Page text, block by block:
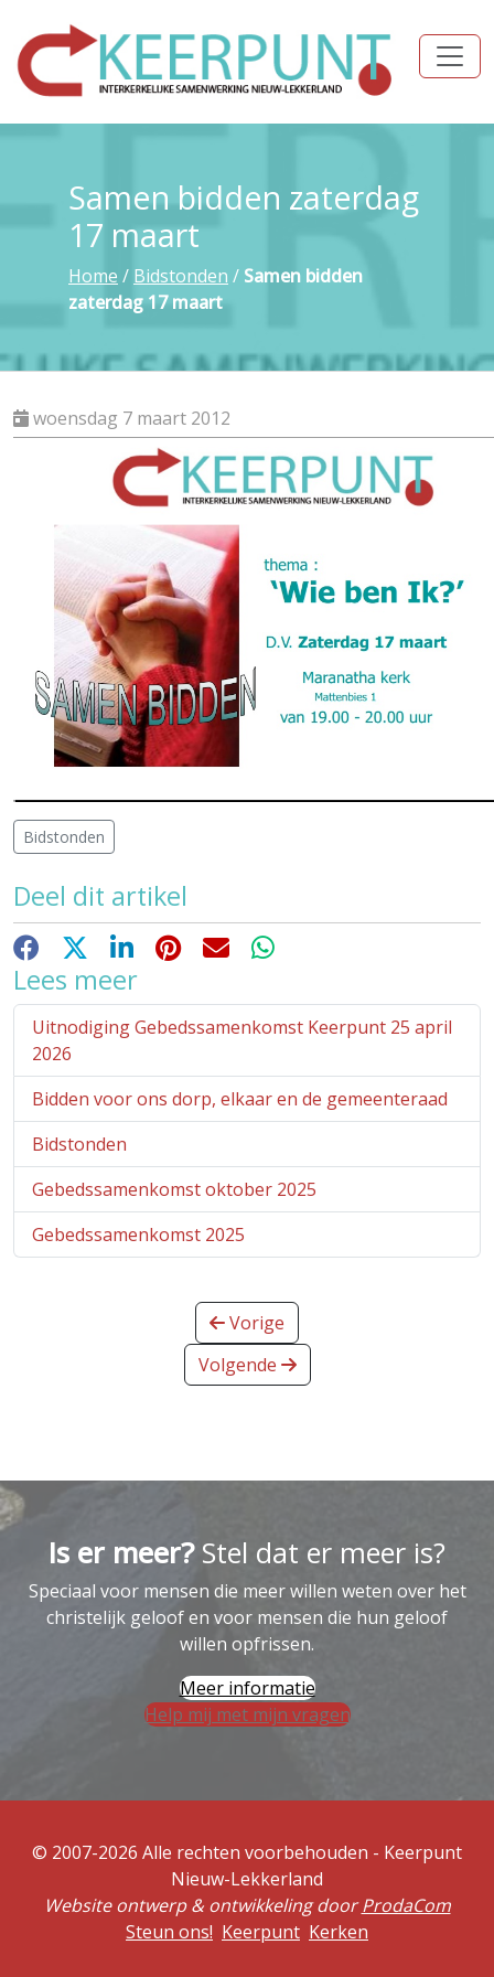
Samen bidden zaterdag
17 maart
Home / Bidstonden / Samen bidden
zaterdag 17 maart
woensdag 7 maart 2012
Bidstonden
Deel dit artikel
Facebook LinkedInPinterestE-mailWhatsApp
Lees meer
Uitnodiging Gebedssamenkomst Keerpunt 25 april
2026
Bidden voor ons dorp, elkaar en de gemeenteraad
Bidstonden
Gebedssamenkomst oktober 2025
Gebedssamenkomst 2025
Vorige
Volgende
Is er meer?Stel dat er meer is?
Speciaal voor mensen die meer willen weten over het
christelijk geloof en voor mensen die hun geloof
willen opfrissen.
Meer informatie
Help mij met mijn vragen
© 2007-2026 Alle rechten voorbehouden - Keerpunt
Nieuw-Lekkerland
Website ontwerp & ontwikkeling doorProdaCom
Steun ons! Keerpunt Kerken